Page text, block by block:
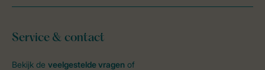
Service & contact
Bekijk de veelgestelde vragen of